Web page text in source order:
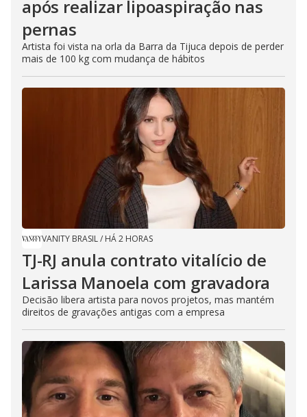
após realizar lipoaspiração nas
pernas
Artista foi vista na orla da Barra da Tijuca depois de perder
mais de 100 kg com mudança de hábitos
VANITY BRASIL/ HÁ 2 HORAS
TJ-RJ anula contrato vitalício de
Larissa Manoela com gravadora
Decisão libera artista para novos projetos, mas mantém
direitos de gravações antigas com a empresa